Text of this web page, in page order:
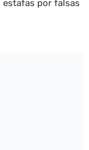
estafas por falsas